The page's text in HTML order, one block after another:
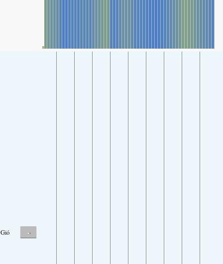
Gió -